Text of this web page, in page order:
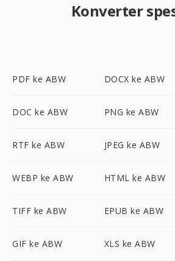
Konverter
PDF ke ABW DOCX ke ABW
DOC ke ABW PNG ke ABW
RTF ke ABW JPEG ke ABW
WEBP ke ABW HTML ke ABW
TIFF ke ABW EPUB ke ABW
GIF ke ABW XLS ke ABW